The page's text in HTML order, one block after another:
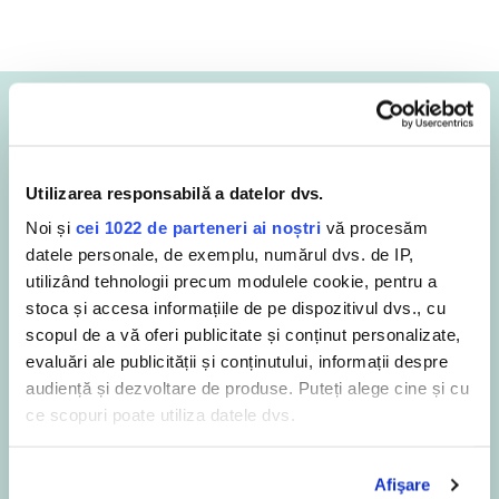
Utilizarea responsabilă a datelor dvs.
Noi și cei 1022 de parteneri ai noștri vă procesăm
datele personale, de exemplu, numărul dvs. de IP,
utilizând tehnologii precum modulele cookie, pentru a
stoca și accesa informațiile de pe dispozitivul dvs., cu
scopul de a vă oferi publicitate și conținut personalizate,
evaluări ale publicității și conținutului, informații despre
audiență și dezvoltare de produse. Puteți alege cine și cu
ce scopuri poate utiliza datele dvs.
Afişare
conceput pentru a
îndepărta în mod eficient
Formulele SANYTOL sunt testate intr-un laborator de
microbiologic si respecta atat standardele AFNOR cat si cele
europene pentru eficacitatea antimicrobiana. Ele
garanteaza o igiena perfecta si sunt active in: „